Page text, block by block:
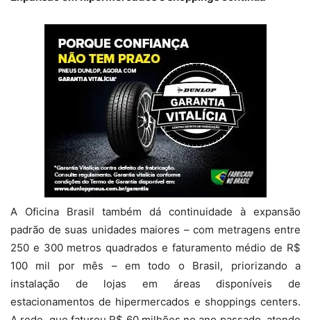
A Oficina Brasil também dá continuidade à expansão
padrão de suas unidades maiores – com metragens entre
250 e 300 metros quadrados e faturamento médio de R$
100 mil por mês – em todo o Brasil, priorizando a
instalação de lojas em áreas disponíveis de
estacionamentos de hipermercados e shoppings centers.